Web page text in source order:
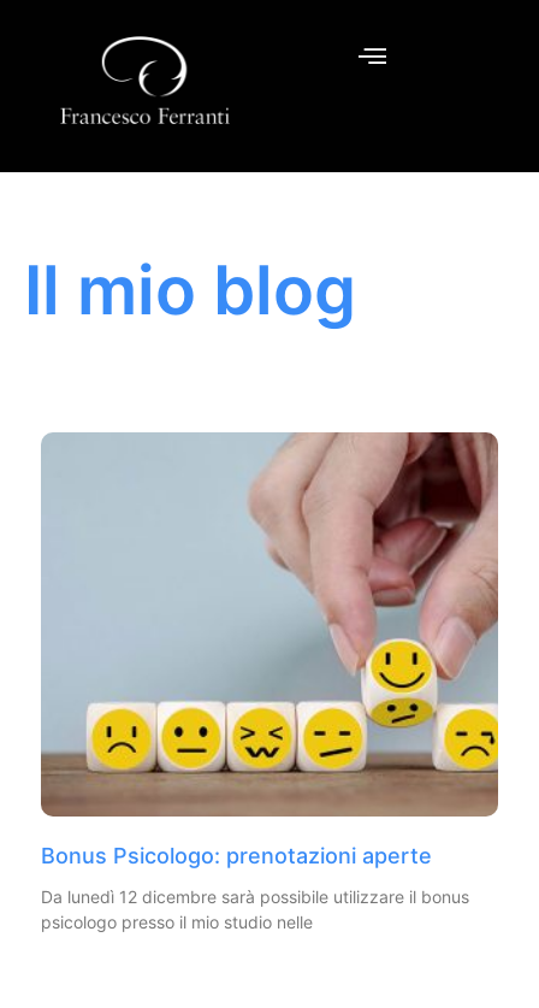
Il mio blog
Bonus Psicologo: prenotazioni aperte
Da lunedì 12 dicembre sarà possibile utilizzare il bonus
psicologo presso il mio studio nelle